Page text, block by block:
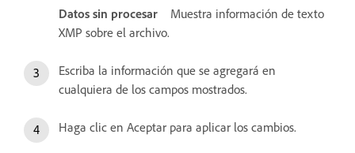
Datos sin procesar
Muestra información de texto
XMP sobre el archivo.
Escriba la información que se agregará en
cualquiera de los campos mostrados.
Haga clic en Aceptar para aplicar los cambios.